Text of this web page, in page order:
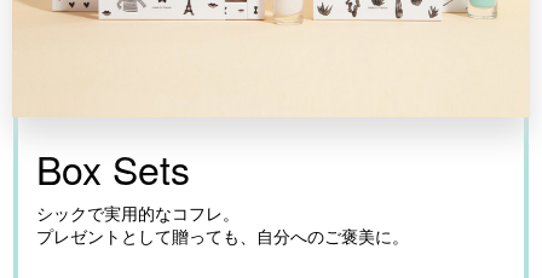
Box Sets
シックで実用的なコフレ。
プレゼントとして贈っても、自分へのご褒美に。